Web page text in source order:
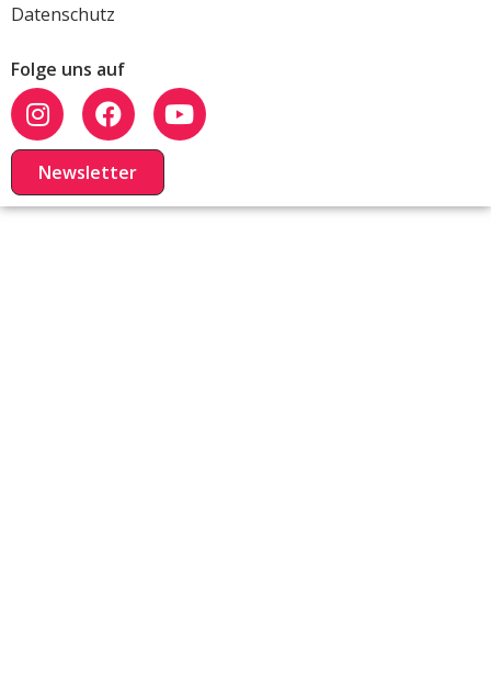
Datenschutz
Folge uns auf
Newsletter